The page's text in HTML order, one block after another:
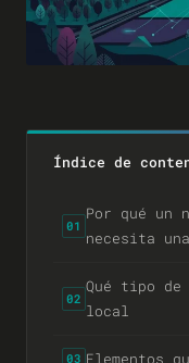
Índice de
01
Por qué un
necesita
02
Qué tipo de
local
03 Elementos